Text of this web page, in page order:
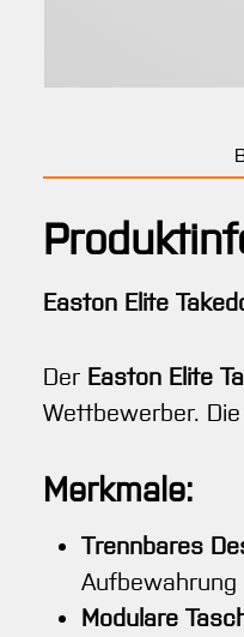
Easton Elite
Der Easton Elite
Wettbewerber.
Merkmale:
Trennbares
Aufbewahrung
Modulare